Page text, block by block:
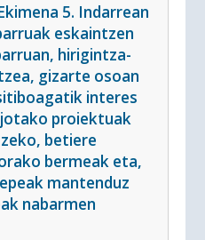
5. Indarrean
eskaintzen
hirigintza-
gizarte osoan
interes
proiektuak
betiere
bermeak eta,
mantenduz
nabarmen